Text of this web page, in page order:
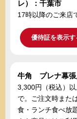
レ）：千葉市
17時以降のご来店
優待証を表示す
牛角 プレナ幕張
3,300円（税込）
で。ご注文時また
食・ランチ食べ放